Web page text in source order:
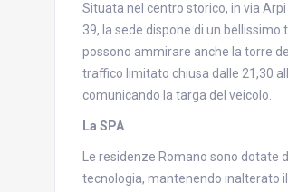
Situata nel centro storico, in via
39, la sede dispone di un
possono ammirare anche la torre
traffico limitato chiusa dalle 21,30
comunicando la targa del veicolo.
La SPA
Le residenze Romano sono dotate
tecnologia, mantenendo inalterato